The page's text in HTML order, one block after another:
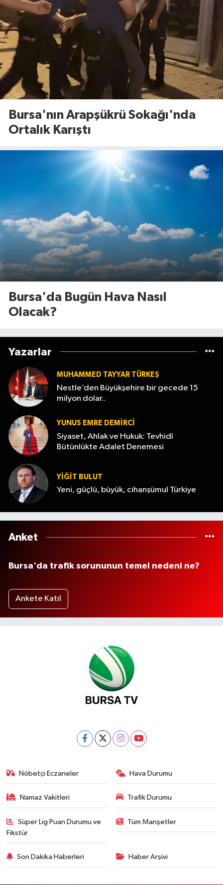
Bursa'nın Arapşükrü Sokağı'nda
Ortalık Karıştı
Bursa'da Bugün Hava Nasıl
Olacak?
Yazarlar
MUHAMMED TAYYAR TÜRKEŞ
Nestle’den Büyükşehire bir gecede 15
milyon dolar..
YUNUS EMRE DEMIRCI
Siyaset, Ahlak ve Hukuk: Tevhidî
Bütünlükte Adalet Denemesi
YİĞİT BULUT
Yeni, güçlü, büyük, cihanşümul Türkiye
Anket
Bursa'da trafik sorununun temel nedeni ne?
Ankete Katıl
Nöbetçi Eczaneler Hava Durumu
Namaz Vakitleri Trafik Durumu
Süper Lig Puan Durumu ve
Fikstür
Tüm Manşetler
Son Dakika Haberleri Haber Arşivi